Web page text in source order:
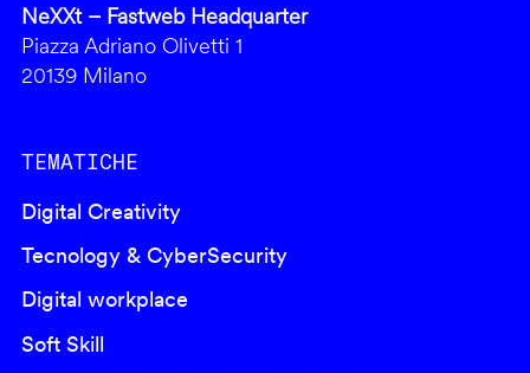
NeXXt – Fastweb Headquarter
Piazza Adriano Olivetti 1
20139 Milano
TEMATICHE
Digital Creativity
Tecnology & CyberSecurity
Digital workplace
Soft Skill